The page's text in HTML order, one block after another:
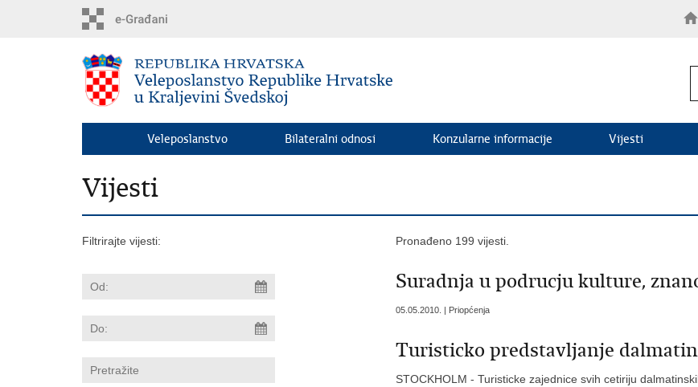
Veleposlanstvo Bilateralni odnosi Konzularne informacije Vijesti
Vijesti
Filtrirajte vijesti: Pronađeno 199 vijesti.
Suradnja u podrucju kulture,
05.05.2010. | Priopćenja
Turisticko predstavljanje
STOCKHOLM - Turisticke zajednice svih cetiriju